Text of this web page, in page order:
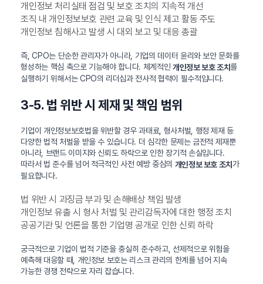
개인정보 처리실태 점검 및 보호 조치의 지속적 개선
조직 내 개인정보보호 관련 교육 및 인식 제고 활동 주도
개인정보 침해사고 발생 시 대외 보고 및 대응 총괄
즉, CPO는 단순한 관리자가 아니라, 기업의 데이터 윤리와 보안 문화를
형성하는 핵심 축으로 기능해야 합니다. 체계적인 개인정보 보호 조치를
실행하기 위해서는 CPO의 리더십과 전사적 협력이 필수적입니다.
3-5. 법 위반 시 제재 및 책임 범위
기업이 개인정보보호법을 위반할 경우 과태료, 형사처벌, 행정 제재 등
다양한 법적 처벌을 받을 수 있습니다. 더 심각한 문제는 금전적 제재뿐
아니라, 브랜드 이미지와 신뢰도 하락으로 인한 장기적 손실입니다.
따라서 법 준수를 넘어 적극적인 사전 예방 중심의 개인정보 보호 조치가
필요합니다.
법 위반 시 과징금 부과 및 손해배상 책임 발생
개인정보 유출 시 형사 처벌 및 관리감독자에 대한 행정 조치
공공기관 및 언론을 통한 기업명 공개로 인한 신뢰 하락
궁극적으로 기업이 법적 기준을 충실히 준수하고, 선제적으로 위험을
예측해 대응할 때, 개인정보 보호는 리스크 관리의 한계를 넘어 지속
가능한 경쟁 전략으로 자리 잡습니다.